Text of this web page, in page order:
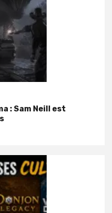
: Sam Neill est